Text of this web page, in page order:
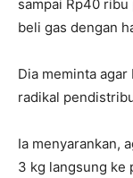
sampai Rp40
beli gas dengan
Dia meminta
radikal
Ia menyarankan,
3 kg langsung ke